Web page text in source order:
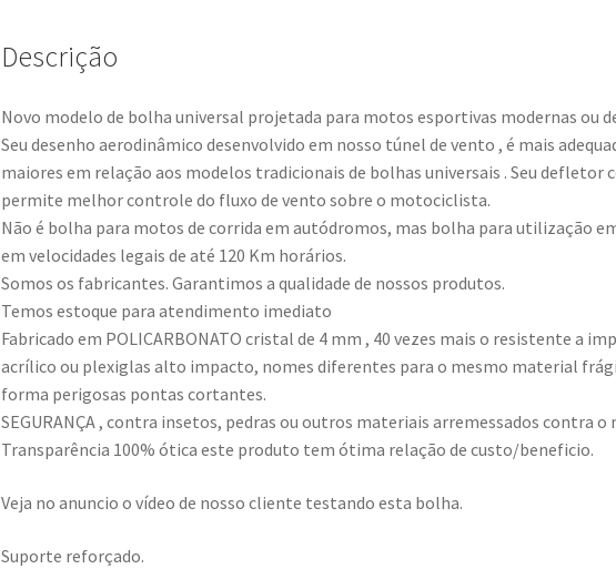
Descrição
Novo modelo de bolha universal projetada para motos esportivas modernas ou
Seu desenho aerodinâmico desenvolvido em nosso túnel de vento , é mais
maiores em relação aos modelos tradicionais de bolhas universais . Seu defletor
permite melhor controle do fluxo de vento sobre o motociclista.
Não é bolha para motos de corrida em autódromos, mas bolha para utilização
em velocidades legais de até 120 Km horários.
Somos os fabricantes. Garantimos a qualidade de nossos produtos.
Temos estoque para atendimento imediato
Fabricado em POLICARBONATO cristal de 4 mm , 40 vezes mais o resistente a
acrílico ou plexiglas alto impacto, nomes diferentes para o mesmo material
forma perigosas pontas cortantes.
SEGURANÇA , contra insetos, pedras ou outros materiais arremessados contra
Transparência 100% ótica este produto tem ótima relação de custo/beneficio.
Veja no anuncio o vídeo de nosso cliente testando esta bolha.
Suporte reforçado.